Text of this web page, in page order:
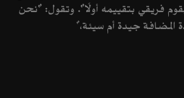
فريقي بتقييمه أولًا". وتقول: "نحن
المضافة جيدة أم سيئة،"